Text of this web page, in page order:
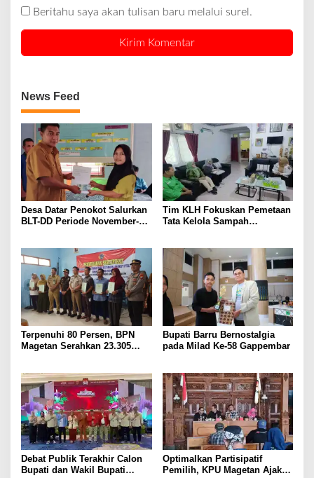
Beritahu saya akan tulisan baru melalui surel.
News Feed
Desa Datar Penokot Salurkan
BLT-DD Periode November-
Tim KLH Fokuskan Pemetaan
Tata Kelola Sampah
Terpenuhi 80 Persen, BPN
Magetan Serahkan 23.305
Bupati Barru Bernostalgia
pada Milad Ke-58 Gappembar
Debat Publik Terakhir Calon
Bupati dan Wakil Bupati
Optimalkan Partisipatif
Pemilih, KPU Magetan Ajak